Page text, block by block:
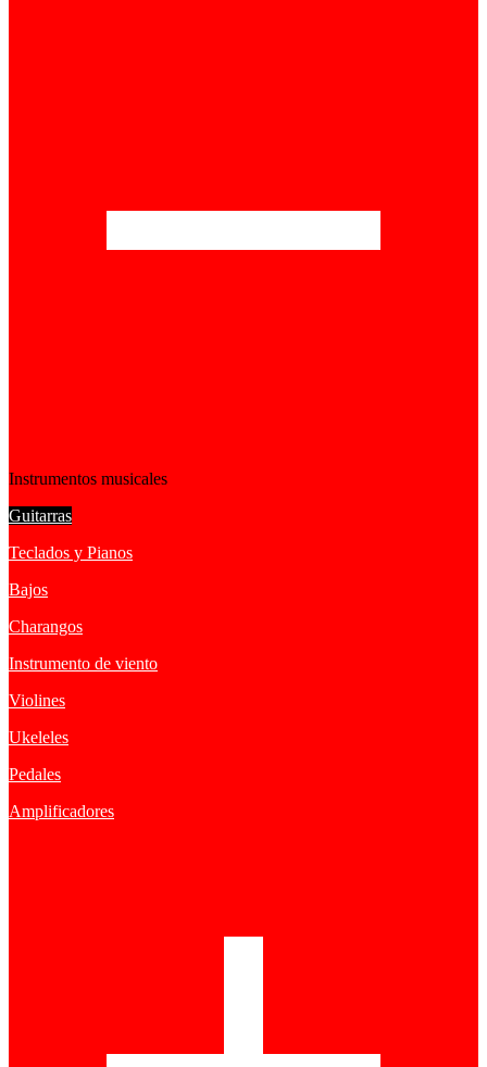
Instrumentos musicales
Guitarras
Teclados y Pianos
Bajos
Charangos
Instrumento de viento
Violines
Ukeleles
Pedales
Amplificadores